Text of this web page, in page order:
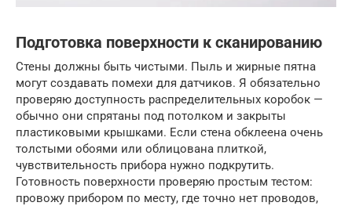
Подготовка поверхности к сканированию
Стены должны быть чистыми. Пыль и жирные пятна
могут создавать помехи для датчиков. Я обязательно
проверяю доступность распределительных коробок —
обычно они спрятаны под потолком и закрыты
пластиковыми крышками. Если стена обклеена очень
толстыми обоями или облицована плиткой,
чувствительность прибора нужно подкрутить.
Готовность поверхности проверяю простым тестом:
провожу прибором по месту, где точно нет проводов,